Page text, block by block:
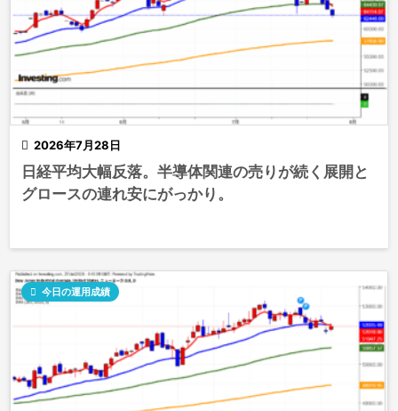
 2026年7月28日
日経平均大幅反落。半導体関連の売りが続く展開と
グロースの連れ安にがっかり。
 今日の運用成績